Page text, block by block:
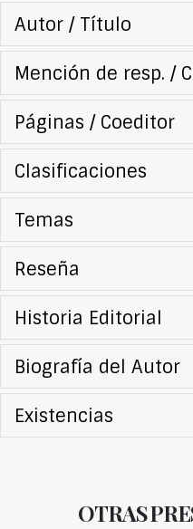
Autor / Título
Mención de resp. /
Páginas / Coeditor
Clasificaciones
Temas
Reseña
Historia Editorial
Biografía del Autor
Existencias
OTRAS